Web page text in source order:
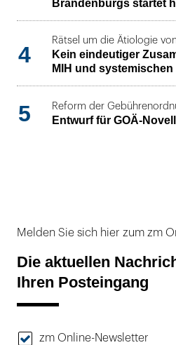
Brandenburgs startet
4
Rätsel um die Ätiologie
Kein eindeutiger
MIH und
5 Reform der
Entwurf für GOÄ-
Melden Sie sich hier zum zm
Die aktuellen
Ihren Posteingang
zm Online-Newsletter